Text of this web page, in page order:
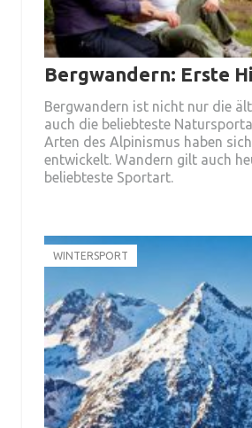
Bergwandern: Erste
Bergwandern ist nicht nur die
auch die beliebteste
Arten des Alpinismus haben
entwickelt. Wandern gilt auch
beliebteste Sportart.
WINTERSPORT